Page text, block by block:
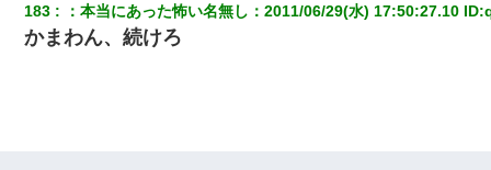
183 ：本当にあった怖い名無し ：2011/06/29(水) 17:50:27.10 ID:
かまわん、続けろ